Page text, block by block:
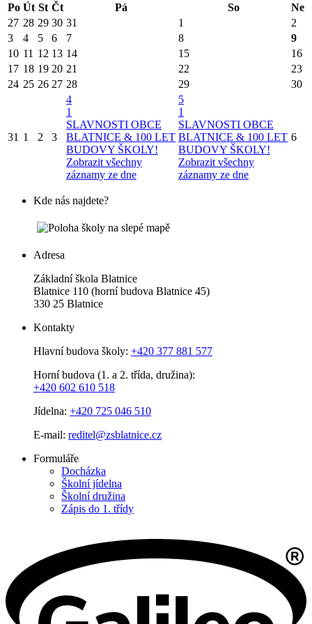
Po Út St Čt Pá So
Ne
27 28 29 30 31 1
2
3
4 5 6 7 8
9
10 11 12 13 14 15
16
17 18 19 20 21 22
23
24 25 26 27 28 29 30
31 1 2 3
4
1
SLAVNOSTI OBCE
BLATNICE & 100 LET
BUDOVY ŠKOLY!
Zobrazit všechny
záznamy ze dne
5
1
SLAVNOSTI OBCE
BLATNICE & 100 LET
BUDOVY ŠKOLY!
Zobrazit všechny
záznamy ze dne
6
Kde nás najdete?
Adresa
Základní škola Blatnice
Blatnice 110 (horní budova Blatnice 45)
330 25 Blatnice
Kontakty
Hlavní budova školy: +420 377 881 577
Horní budova (1. a 2. třída, družina):
+420 602 610 518
Jídelna: +420 725 046 510
E-mail: reditel@zsblatnice.cz
Formuláře
Docházka
Školní jídelna
Školní družina
Zápis do 1. třídy